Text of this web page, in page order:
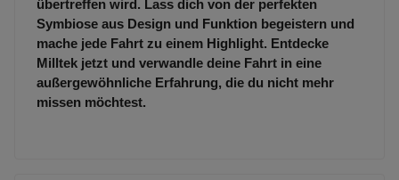
übertreffen wird. Lass dich von der perfekten
Symbiose aus Design und Funktion begeistern und
mache jede Fahrt zu einem Highlight. Entdecke
Milltek jetzt und verwandle deine Fahrt in eine
außergewöhnliche Erfahrung, die du nicht mehr
missen möchtest.